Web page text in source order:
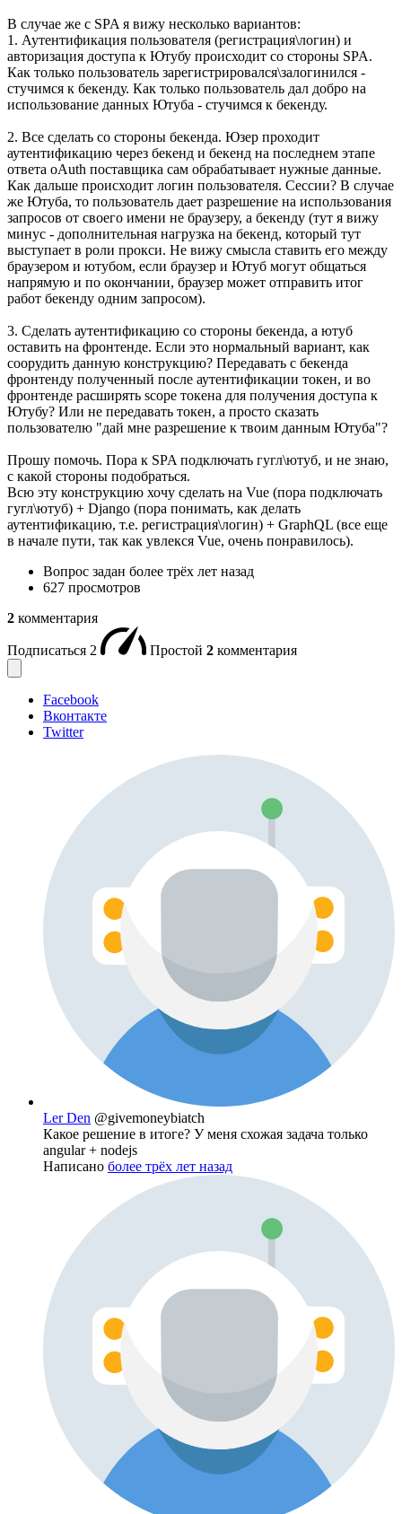
В случае же с SPA я вижу несколько вариантов:
1. Аутентификация пользователя (регистрация\логин) и
авторизация доступа к Ютубу происходит со стороны SPA.
Как только пользователь зарегистрировался\залогинился -
стучимся к бекенду. Как только пользователь дал добро на
использование данных Ютуба - стучимся к бекенду.
2. Все сделать со стороны бекенда. Юзер проходит
аутентификацию через бекенд и бекенд на последнем этапе
ответа oAuth поставщика сам обрабатывает нужные данные.
Как дальше происходит логин пользователя. Сессии? В случае
же Ютуба, то пользователь дает разрешение на использования
запросов от своего имени не браузеру, а бекенду (тут я вижу
минус - дополнительная нагрузка на бекенд, который тут
выступает в роли прокси. Не вижу смысла ставить его между
браузером и ютубом, если браузер и Ютуб могут общаться
напрямую и по окончании, браузер может отправить итог
работ бекенду одним запросом).
3. Сделать аутентификацию со стороны бекенда, а ютуб
оставить на фронтенде. Если это нормальный вариант, как
соорудить данную конструкцию? Передавать с бекенда
фронтенду полученный после аутентификации токен, и во
фронтенде расширять scope токена для получения доступа к
Ютубу? Или не передавать токен, а просто сказать
пользователю "дай мне разрешение к твоим данным Ютуба"?
Прошу помочь. Пора к SPA подключать гугл\ютуб, и не знаю,
с какой стороны подобраться.
Всю эту конструкцию хочу сделать на Vue (пора подключать
гугл\ютуб) + Django (пора понимать, как делать
аутентификацию, т.е. регистрация\логин) + GraphQL (все еще
в начале пути, так как увлекся Vue, очень понравилось).
Вопрос задан более трёх лет назад
627 просмотров
2 комментария
Подписаться 2 Простой 2 комментария
Facebook
Вконтакте
Twitter
Ler Den @givemoneybiatch
Какое решение в итоге? У меня схожая задача только
angular + nodejs
Написано более трёх лет назад